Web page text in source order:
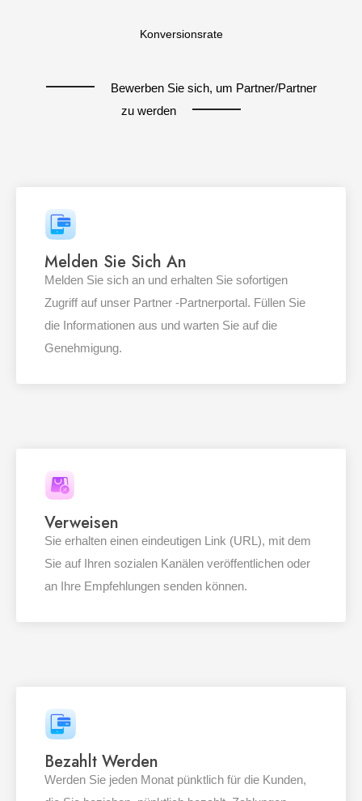
Konversionsrate
Bewerben Sie sich, um Partner/Partner
zu werden
Melden Sie Sich An
Melden Sie sich an und erhalten Sie sofortigen
Zugriff auf unser Partner -Partnerportal. Füllen Sie
die Informationen aus und warten Sie auf die
Genehmigung.
Verweisen
Sie erhalten einen eindeutigen Link (URL), mit dem
Sie auf Ihren sozialen Kanälen veröffentlichen oder
an Ihre Empfehlungen senden können.
Bezahlt Werden
Werden Sie jeden Monat pünktlich für die Kunden,